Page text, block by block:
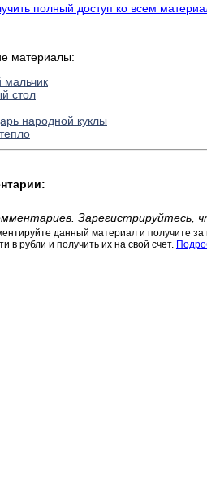
полный доступ ко всем
материалы:
мальчик
стол
народной куклы
Зарегистрируйтесь,
данный материал и получите
в рубли и получить их на свой счет.